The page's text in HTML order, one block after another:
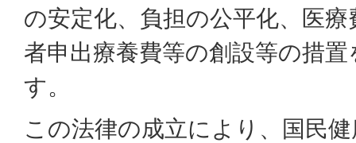
の安定化、負担の公平化、医
者申出療養費等の創設等の措
す。
この法律の成立により、国民